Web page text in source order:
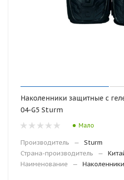
Наколенники защитные с
04-G5 Sturm
Мало
Производитель —
Sturm
Страна-производитель
—
Наименование
— Наколенники